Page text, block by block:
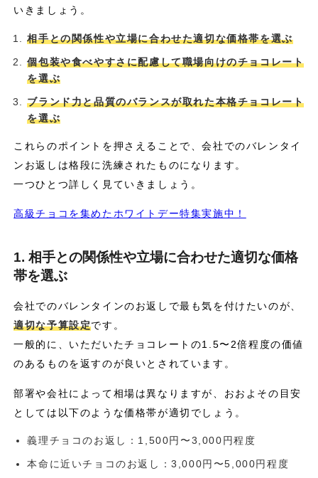
いきましょう。
相手との関係性や立場に合わせた適切な価格帯を選ぶ
個包装や食べやすさに配慮して職場向けのチョコレート
を選ぶ
ブランド力と品質のバランスが取れた本格チョコレート
を選ぶ
これらのポイントを押さえることで、会社でのバレンタイ
ンお返しは格段に洗練されたものになります。
一つひとつ詳しく見ていきましょう。
高級チョコを集めたホワイトデー特集実施中！
1. 相手との関係性や立場に合わせた適切な価格
帯を選ぶ
会社でのバレンタインのお返しで最も気を付けたいのが、
適切な予算設定です。
一般的に、いただいたチョコレートの1.5〜2倍程度の価値
のあるものを返すのが良いとされています。
部署や会社によって相場は異なりますが、おおよその目安
としては以下のような価格帯が適切でしょう。
義理チョコのお返し：1,500円〜3,000円程度
本命に近いチョコのお返し：3,000円〜5,000円程度